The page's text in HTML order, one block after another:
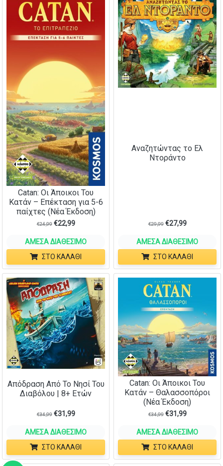
Catan: Οι Άποικοι Του
Κατάν – Επέκταση για 5-6
παίχτες (Νέα Έκδοση)
€24,99 €22,99
ΆΜΕΣΑ ΔΙΑΘΈΣΙΜΟ
ΣΤΟ ΚΑΛΆΘΙ
Αναζητώντας το Ελ
Ντοράντο
€29,99 €27,99
ΆΜΕΣΑ ΔΙΑΘΈΣΙΜΟ
ΣΤΟ ΚΑΛΆΘΙ
Απόδραση Από Το Νησί Του
Διαβόλου | 8+ Ετών
€34,99 €31,99
ΆΜΕΣΑ ΔΙΑΘΈΣΙΜΟ
ΣΤΟ ΚΑΛΆΘΙ
Catan: Οι Άποικοι Του
Κατάν – Θαλασσοπόροι
(Νέα Έκδοση)
€34,99 €31,99
ΆΜΕΣΑ ΔΙΑΘΈΣΙΜΟ
ΣΤΟ ΚΑΛΆΘΙ